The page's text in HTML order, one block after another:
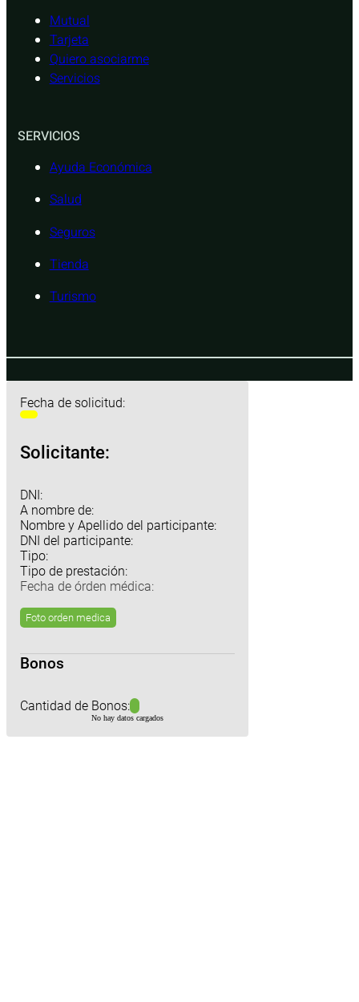
Mutual
Tarjeta
Quiero asociarme
Servicios
SERVICIOS
Ayuda Económica
Salud
Seguros
Tienda
Turismo
Fecha de solicitud:
Solicitante:
DNI:
A nombre de:
Nombre y Apellido del participante:
DNI del participante:
Tipo:
Tipo de prestación:
Fecha de órden médica:
Foto orden medica
Bonos
Cantidad de Bonos:
No hay datos cargados